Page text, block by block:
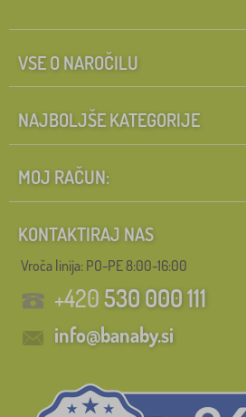
VSE O NAROČILU
NAJBOLJŠE KATEGORIJE
MOJ RAČUN:
KONTAKTIRAJ NAS
Vroča linija: PO-PE 8:00-16:00
+420530 000 111
info@banaby.si